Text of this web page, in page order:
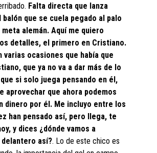
Falta directa que lanza
que se cuela pegado al palo
alemán. Aquí me quiero
detalles, el primero en Cristiano.
varias ocasiones que había que
que ya no va a dar más de lo
si solo juega pensando en él,
aprovechar que ahora podemos
dinero por él. Me incluyo entre los
han pensado así, pero llega, te
y dices ¿dónde vamos a
así?. Lo de este chico es